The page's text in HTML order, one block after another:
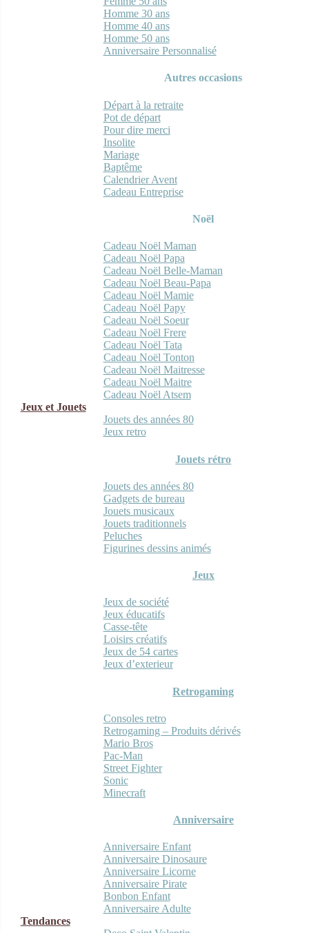
Homme 30 ans
Homme 40 ans
Homme 50 ans
Anniversaire Personnalisé
Autres occasions
Départ à la retraite
Pot de départ
Pour dire merci
Insolite
Mariage
Baptême
Calendrier Avent
Cadeau Entreprise
Noël
Cadeau Noël Maman
Cadeau Noël Papa
Cadeau Noël Belle-Maman
Cadeau Noël Beau-Papa
Cadeau Noël Mamie
Cadeau Noël Papy
Cadeau Noël Soeur
Cadeau Noël Frere
Cadeau Noël Tata
Cadeau Noël Tonton
Cadeau Noël Maitresse
Cadeau Noël Maitre
Cadeau Noël Atsem
Jeux et Jouets
Jouets des années 80
Jeux retro
Jouets rétro
Jouets des années 80
Gadgets de bureau
Jouets musicaux
Jouets traditionnels
Peluches
Figurines dessins animés
Jeux
Jeux de société
Jeux éducatifs
Casse-tête
Loisirs créatifs
Jeux de 54 cartes
Jeux d’exterieur
Retrogaming
Consoles retro
Retrogaming – Produits dérivés
Mario Bros
Pac-Man
Street Fighter
Sonic
Minecraft
Anniversaire
Anniversaire Enfant
Anniversaire Dinosaure
Anniversaire Licorne
Anniversaire Pirate
Bonbon Enfant
Anniversaire Adulte
Tendances